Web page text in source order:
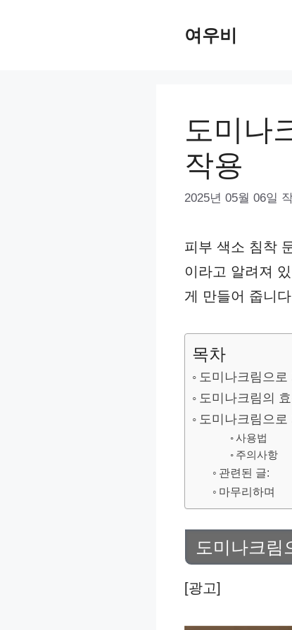
여우비
도미나
작용
2025년 05월 06일
피부 색소 침착
이라고 알려져
게 만들어 줍니
목차
도미나크림으
도미나크림의
도미나크림으
사용법
주의사항
관련된 글:
마무리하며
도미나크림
[광고]